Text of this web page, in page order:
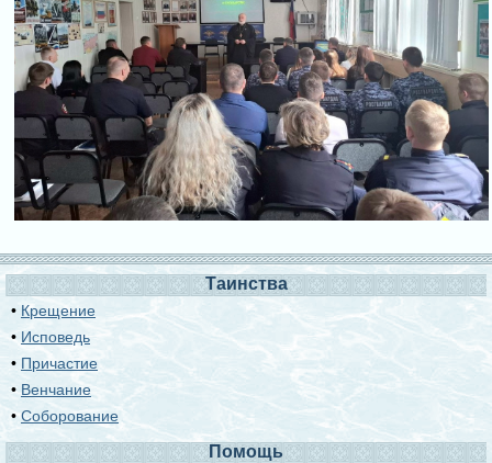
Таинства
• Крещение
• Исповедь
• Причастие
• Венчание
•Соборование
Помощь